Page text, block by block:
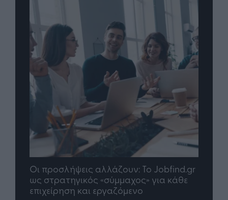
Οι προσλήψεις αλλάζουν: To Jobfind.gr
ως στρατηγικός «σύμμαχος» για κάθε
επιχείρηση και εργαζόμενο